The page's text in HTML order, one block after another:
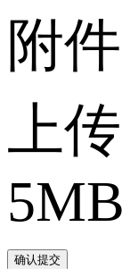
附件
上
5MB
确认提交